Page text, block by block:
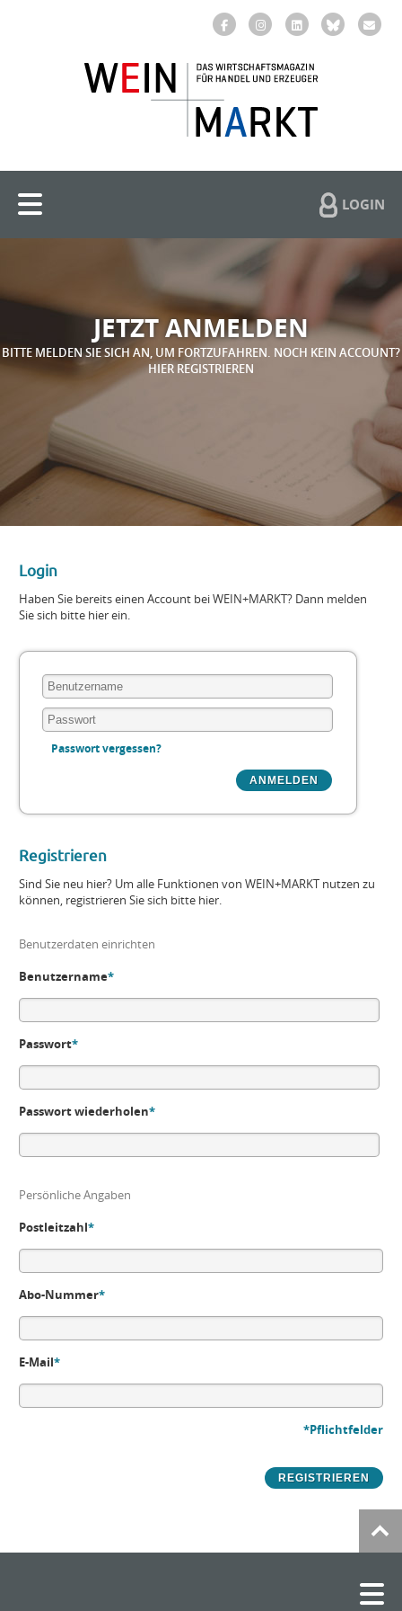
LOGIN
JETZT ANMELDEN
BITTE MELDEN SIE SICH AN, UM FORTZUFAHREN. NOCH KEIN ACCOUNT?
HIER REGISTRIEREN
Login
Haben Sie bereits einen Account bei WEIN+MARKT? Dann melden
Sie sich bitte hier ein.
Passwort vergessen?
Registrieren
Sind Sie neu hier? Um alle Funktionen von WEIN+MARKT nutzen zu
können, registrieren Sie sich bitte hier.
Benutzerdaten einrichten
Benutzername*
Passwort*
Passwort wiederholen*
Persönliche Angaben
Postleitzahl*
Abo-Nummer*
E-Mail*
*Pflichtfelder